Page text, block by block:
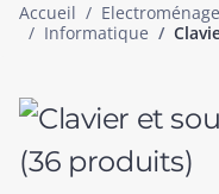
Accueil
Informatique
(36 produits)